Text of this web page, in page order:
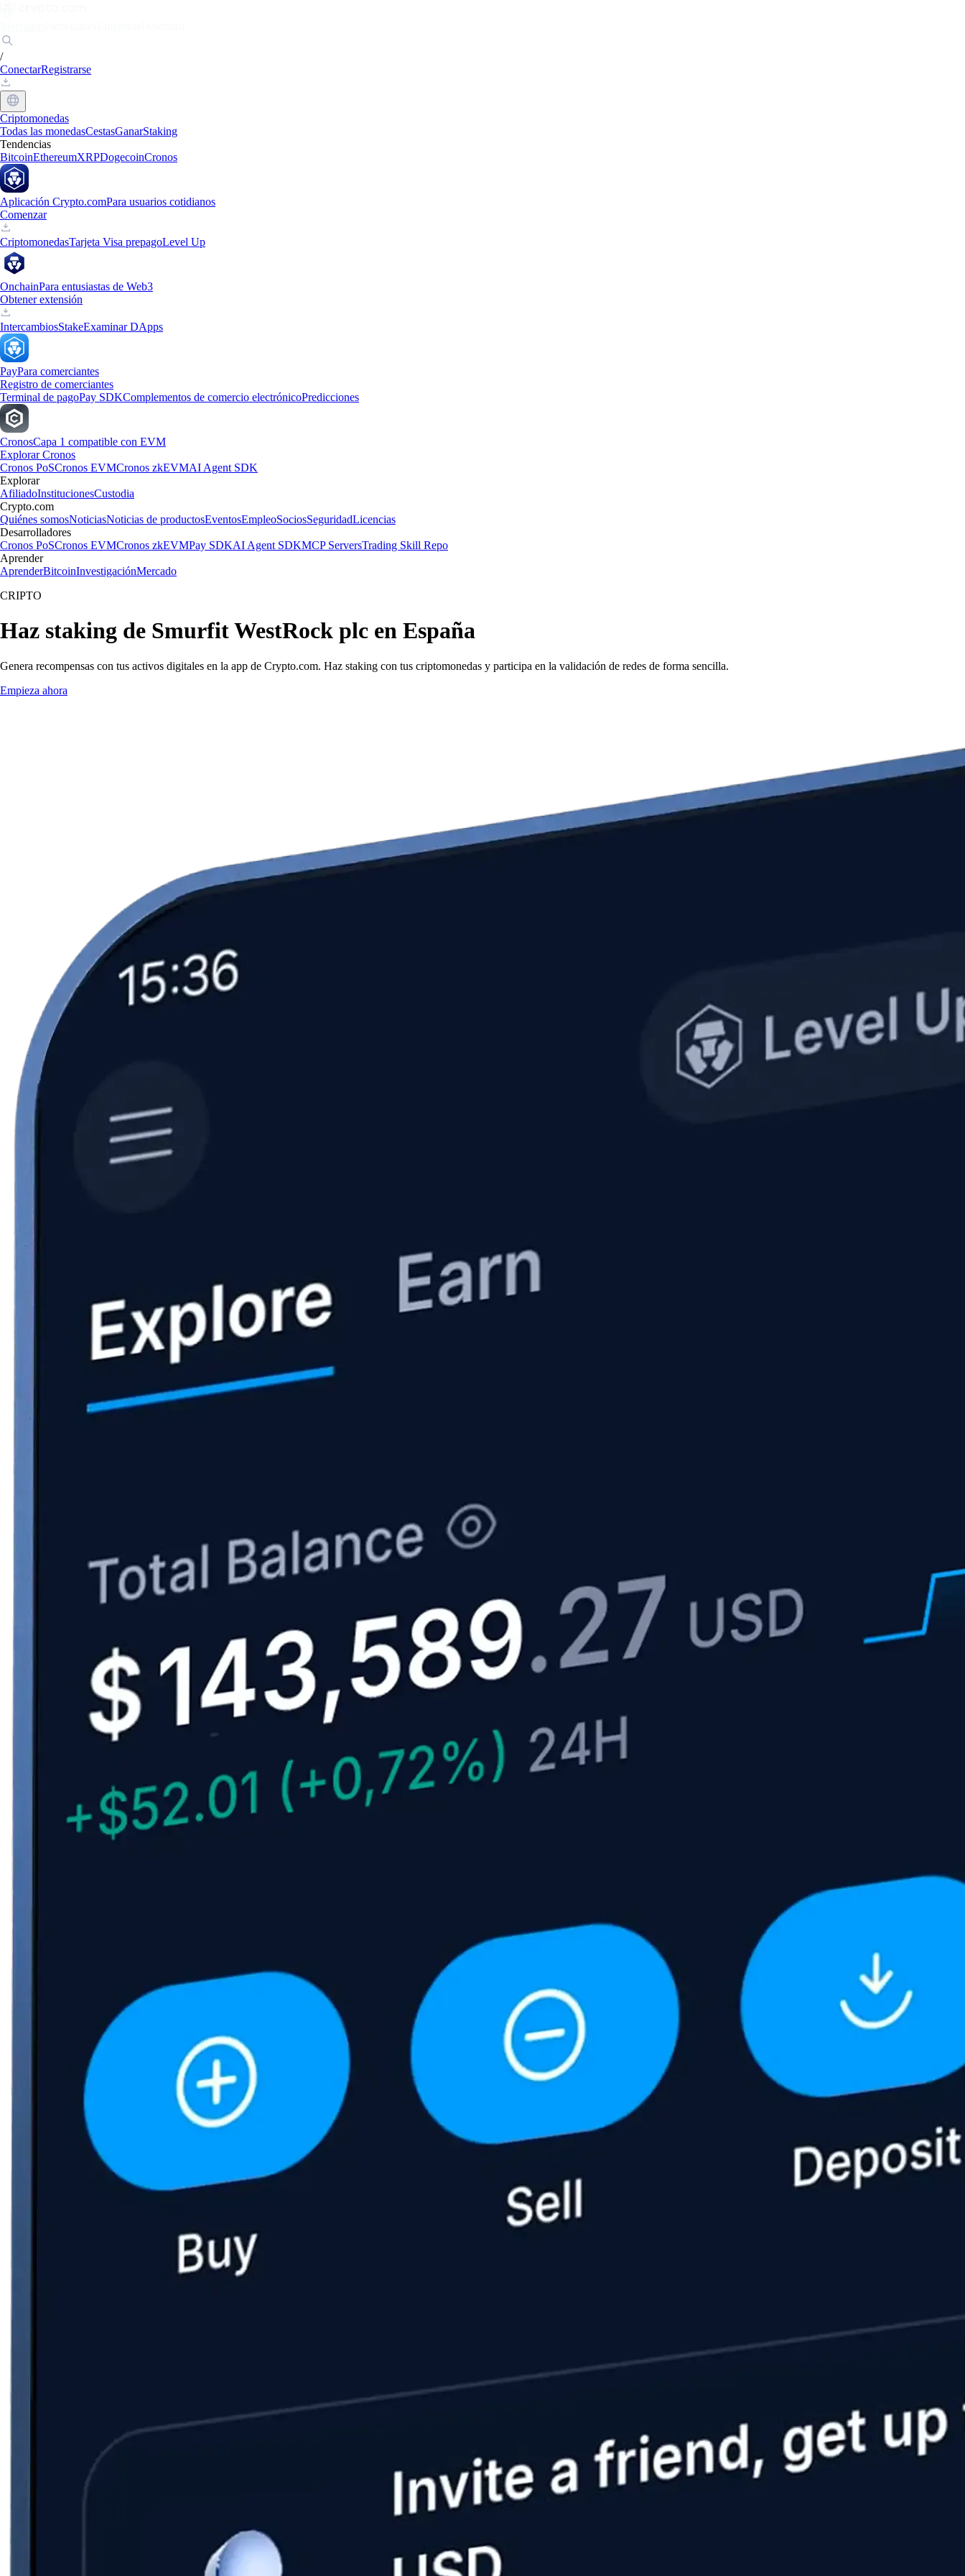
/
ConectarRegistrarse
Criptomonedas
Todas las monedasCestasGanarStaking
Tendencias
BitcoinEthereumXRPDogecoinCronos
Aplicación Crypto.comPara usuarios cotidianos
Comenzar
CriptomonedasTarjeta Visa prepagoLevel Up
OnchainPara entusiastas de Web3
Obtener extensión
IntercambiosStakeExaminar DApps
PayPara comerciantes
Registro de comerciantes
Terminal de pagoPay SDKComplementos de comercio electrónicoPredicciones
CronosCapa 1 compatible con EVM
Explorar Cronos
Cronos PoSCronos EVMCronos zkEVMAI Agent SDK
Explorar
AfiliadoInstitucionesCustodia
Crypto.com
Quiénes somosNoticiasNoticias de productosEventosEmpleoSociosSeguridadLicencias
Desarrolladores
Cronos PoSCronos EVMCronos zkEVMPay SDKAI Agent SDKMCP ServersTrading Skill Repo
Aprender
AprenderBitcoinInvestigaciónMercado
CRIPTO
Haz staking de Smurfit WestRock plc en España
Genera recompensas con tus activos digitales en la app de Crypto.com. Haz staking con tus criptomonedas y participa en la validación de redes de forma sencilla.
Empieza ahora